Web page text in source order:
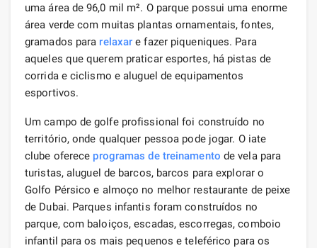
uma área de 96,0 mil m². O parque possui uma enorme
área verde com muitas plantas ornamentais, fontes,
gramados para relaxar e fazer piqueniques. Para
aqueles que querem praticar esportes, há pistas de
corrida e ciclismo e aluguel de equipamentos
esportivos.
Um campo de golfe profissional foi construído no
território, onde qualquer pessoa pode jogar. O iate
clube oferece programas de treinamento de vela para
turistas, aluguel de barcos, barcos para explorar o
Golfo Pérsico e almoço no melhor restaurante de peixe
de Dubai. Parques infantis foram construídos no
parque, com baloiços, escadas, escorregas, comboio
infantil para os mais pequenos e teleférico para os